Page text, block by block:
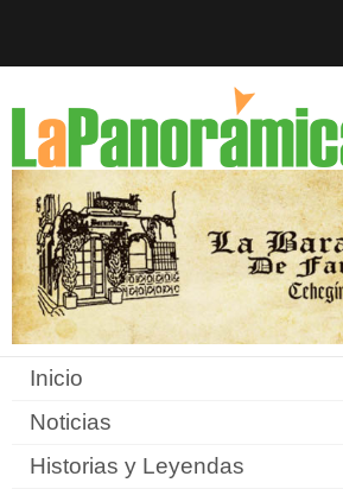
Inicio
Noticias
Historias y Leyendas